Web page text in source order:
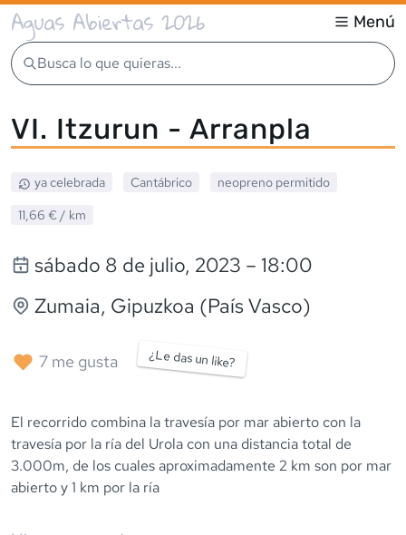
Aguas Abiertas 2026 Menú
Busca lo que quieras...
VI. Itzurun - Arranpla
ya celebrada Cantábrico neopreno permitido
11,66 € / km
sábado 8 de julio, 2023 – 18:00
Zumaia, Gipuzkoa (País Vasco)
7 me gusta ¿Le das un like?
El recorrido combina la travesía por mar abierto con la
travesía por la ría del Urola con una distancia total de
3.000m, de los cuales aproximadamente 2 km son por mar
abierto y 1 km por la ría